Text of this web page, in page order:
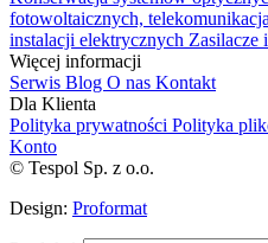
fotowoltaicznych, telekomunikacja
instalacji elektrycznych Zasilacze
Więcej informacji
Serwis Blog O nas Kontakt
Dla Klienta
Polityka prywatności Polityka
Konto
© Tespol Sp. z o.o.
Design: Proformat